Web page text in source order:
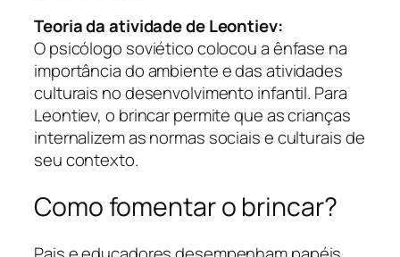
Teoria da atividade de Leontiev:
O psicólogo soviético colocou a ênfase na
importância do ambiente e das atividades
culturais no desenvolvimento infantil. Para
Leontiev, o brincar permite que as crianças
internalizem as normas sociais e culturais de
seu contexto.
Como fomentar o brincar?